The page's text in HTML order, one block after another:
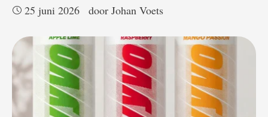
25 juni 2026
door Johan Voets